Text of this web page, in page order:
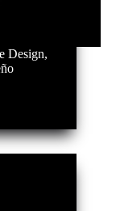
Design,